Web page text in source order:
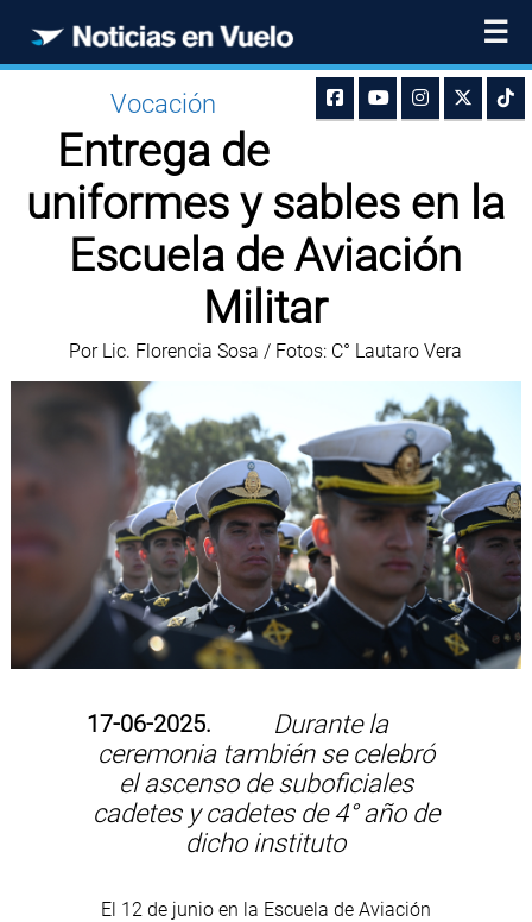
☰
Vocación
Entrega de
uniformes y sables en la
Escuela de Aviación
Militar
Por Lic. Florencia Sosa / Fotos: C° Lautaro Vera
17-06-2025.
Durante la
ceremonia también se celebró
el ascenso de suboficiales
cadetes y cadetes de 4° año de
dicho instituto
El 12 de junio en la Escuela de Aviación